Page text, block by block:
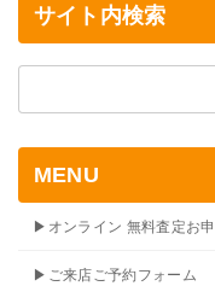
サイト内検索
索:
MENU
▶オンライン 無料査定お
▶ご来店ご予約フォーム